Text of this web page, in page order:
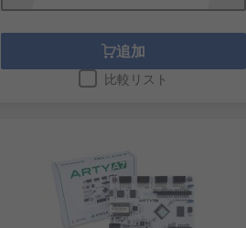
追加
比較リスト